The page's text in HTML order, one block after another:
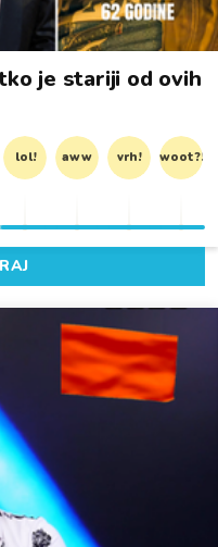
je stariji od ovih
lol! aww vrh! woot?!